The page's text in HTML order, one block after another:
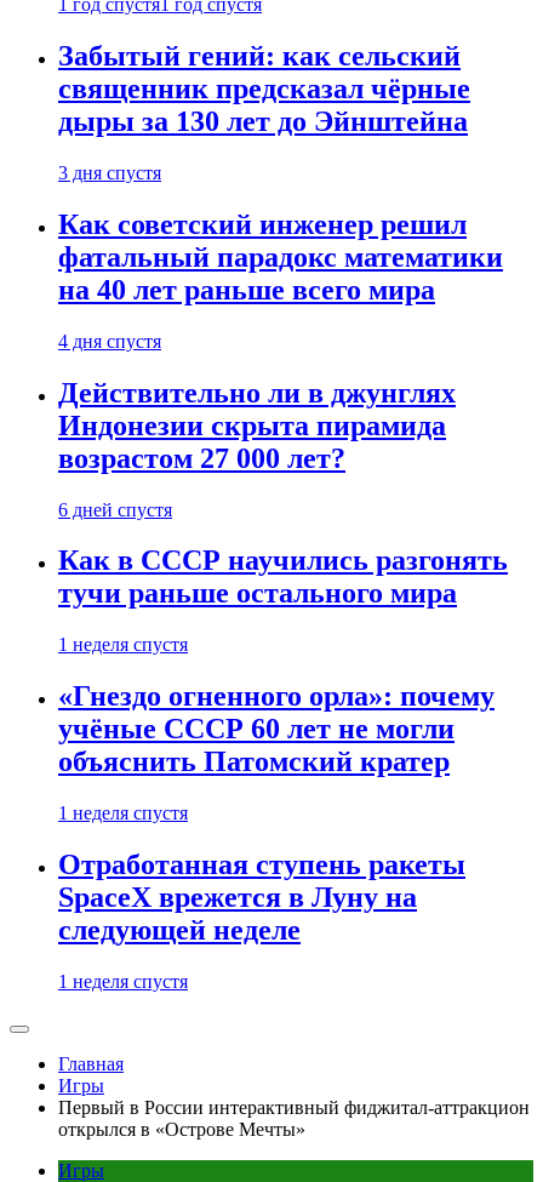
1 год спустя 1 год спустя
Забытый гений: как сельский
священник предсказал чёрные
дыры за 130 лет до Эйнштейна
3 дня спустя
Как советский инженер решил
фатальный парадокс математики
на 40 лет раньше всего мира
4 дня спустя
Действительно ли в джунглях
Индонезии скрыта пирамида
возрастом 27 000 лет?
6 дней спустя
Как в СССР научились разгонять
тучи раньше остального мира
1 неделя спустя
«Гнездо огненного орла»: почему
учёные СССР 60 лет не могли
объяснить Патомский кратер
1 неделя спустя
Отработанная ступень ракеты
SpaceX врежется в Луну на
следующей неделе
1 неделя спустя
Главная
Игры
Первый в России интерактивный фиджитал-аттракцион
открылся в «Острове Мечты»
Игры